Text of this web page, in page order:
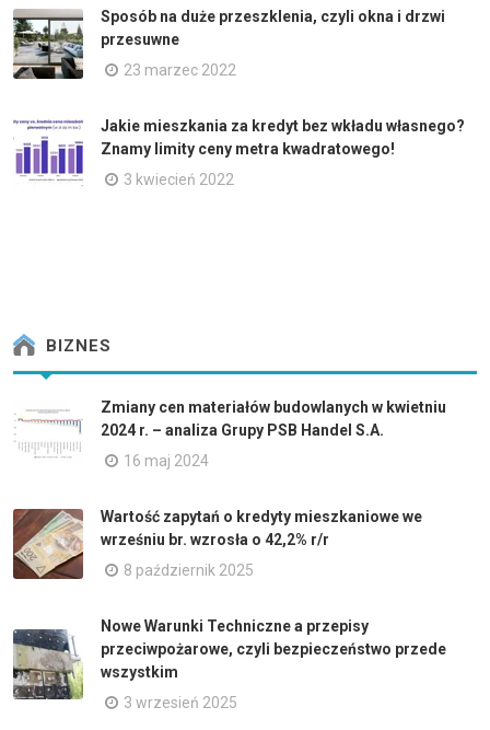
Sposób na duże przeszklenia, czyli okna i drzwi
przesuwne
23 marzec 2022
Jakie mieszkania za kredyt bez wkładu własnego?
Znamy limity ceny metra kwadratowego!
3 kwiecień 2022
BIZNES
Zmiany cen materiałów budowlanych w kwietniu
2024 r. – analiza Grupy PSB Handel S.A.
16 maj 2024
Wartość zapytań o kredyty mieszkaniowe we
wrześniu br. wzrosła o 42,2% r/r
8 październik 2025
Nowe Warunki Techniczne a przepisy
przeciwpożarowe, czyli bezpieczeństwo przede
wszystkim
3 wrzesień 2025